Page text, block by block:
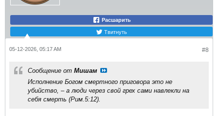
Расшарить
Твитнуть
#8
05-12-2026, 05:17 AM
Сообщение от Мишам
Исполнение Богом смертного приговора это не
убийство, – а люди через свой грех сами навлекли на
себя смерть (Рим.5:12).